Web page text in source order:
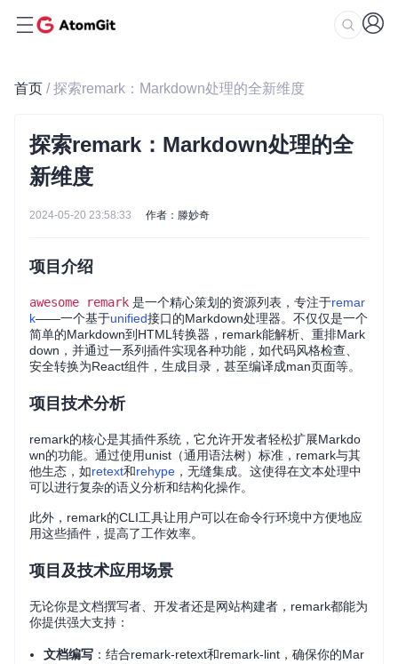
首页 / 探索remark：Markdown处理的全新维度
探索remark：Markdown处理的全
新维度
2024-05-20 23:58:33 作者：滕妙奇
项目介绍
awesome remark 是一个精心策划的资源列表，专注于remar
k——一个基于unified接口的Markdown处理器。不仅仅是一个
简单的Markdown到HTML转换器，remark能解析、重排Mark
down，并通过一系列插件实现各种功能，如代码风格检查、
安全转换为React组件，生成目录，甚至编译成man页面等。
项目技术分析
remark的核心是其插件系统，它允许开发者轻松扩展Markdo
wn的功能。通过使用unist（通用语法树）标准，remark与其
他生态，如retext和rehype ，无缝集成。这使得在文本处理中
可以进行复杂的语义分析和结构化操作。
此外，remark的CLI工具让用户可以在命令行环境中方便地应
用这些插件，提高了工作效率。
项目及技术应用场景
无论你是文档撰写者、开发者还是网站构建者，remark都能为
你提供强大支持：
文档编写 ：结合remark-retext和remark-lint，确保你的Mar